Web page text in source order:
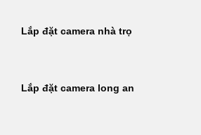
Lắp đặt camera nhà trọ
Lắp đặt camera long an